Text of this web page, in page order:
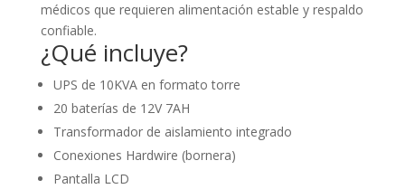
médicos que requieren alimentación estable y respaldo
confiable.
¿Qué incluye?
UPS de 10KVA en formato torre
20 baterías de 12V 7AH
Transformador de aislamiento integrado
Conexiones Hardwire (bornera)
Pantalla LCD